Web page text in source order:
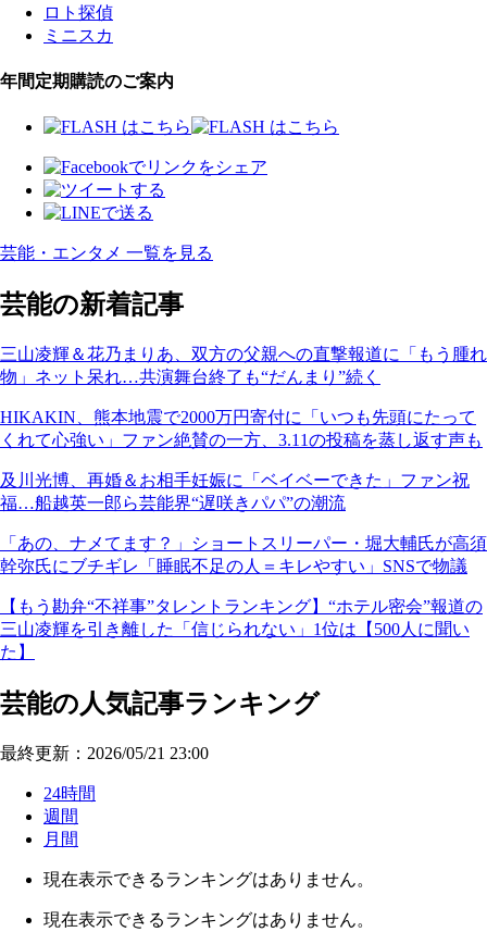
ロト探偵
ミニスカ
年間定期購読のご案内
芸能・エンタメ 一覧を見る
芸能の新着記事
三山凌輝＆花乃まりあ、双方の父親への直撃報道に「もう腫れ
物」ネット呆れ…共演舞台終了も“だんまり”続く
HIKAKIN、熊本地震で2000万円寄付に「いつも先頭にたって
くれて心強い」ファン絶賛の一方、3.11の投稿を蒸し返す声も
及川光博、再婚＆お相手妊娠に「ベイベーできた」ファン祝
福…船越英一郎ら芸能界“遅咲きパパ”の潮流
「あの、ナメてます？」ショートスリーパー・堀大輔氏が高須
幹弥氏にブチギレ「睡眠不足の人＝キレやすい」SNSで物議
【もう勘弁“不祥事”タレントランキング】“ホテル密会”報道の
三山凌輝を引き離した「信じられない」1位は【500人に聞い
た】
芸能の人気記事ランキング
最終更新：2026/05/21 23:00
24時間
週間
月間
現在表示できるランキングはありません。
現在表示できるランキングはありません。